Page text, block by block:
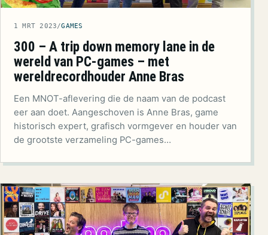
1 MRT 2023/GAMES
300 – A trip down memory lane in de
wereld van PC-games – met
wereldrecordhouder Anne Bras
Een MNOT-aflevering die de naam van de podcast
eer aan doet. Aangeschoven is Anne Bras, game
historisch expert, grafisch vormgever en houder van
de grootste verzameling PC-games…